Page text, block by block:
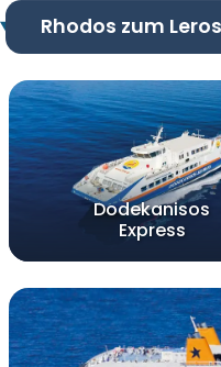
Rhodos zum
Dodekanisos
Express